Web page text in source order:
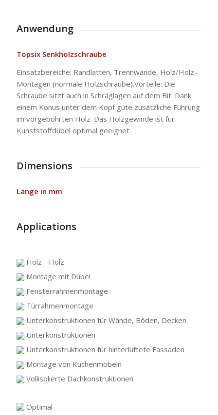
Anwendung
Topsix Senkholzschraube
Einsatzbereiche: Randlatten, Trennwände, Holz/Holz-
Montagen (normale Holzschraube).Vorteile: Die
Schraube sitzt auch in Schräglagen auf dem Bit. Dank
einem Konus unter dem Kopf gute zusätzliche Führung
im vorgebohrten Holz. Das Holzgewinde ist für
Kunststoffdübel optimal geeignet.
Dimensions
Länge in mm
Applications
Holz - Holz
Montage mit Dübel
Fensterrahmenmontage
Türrahmenmontage
Unterkonstruktionen für Wände, Böden, Decken
Unterkonstruktionen
Unterkonstruktionen für hinterlüftete Fassaden
Montage von Küchenmöbeln
Vollisolierte Dachkonstruktionen
Optimal